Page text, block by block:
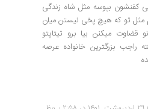
کفنشون بپوسه مثل شاه زندگی
مثل تو که هیچ پخی نیستن میان
قضاوت میکنن بیا برو تیتاپتو
راجب بزرگترین خانواده عرصه